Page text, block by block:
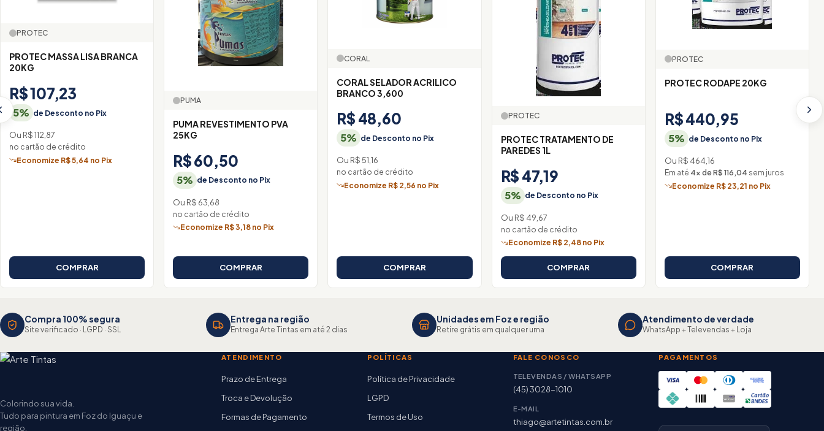
PROTEC
PROTEC MASSA LISA BRANCA
20KG
R$ 107,23
5% de Desconto no Pix
Ou R$ 112,87
no cartão de crédito
Economize R$ 5,64 no Pix
COMPRAR
PUMA
PUMA REVESTIMENTO PVA
25KG
R$ 60,50
5% de Desconto no Pix
Ou R$ 63,68
no cartão de crédito
Economize R$ 3,18 no Pix
COMPRAR
CORAL
CORAL SELADOR ACRILICO
BRANCO 3,600
R$ 48,60
5% de Desconto no Pix
Ou R$ 51,16
no cartão de crédito
Economize R$ 2,56 no Pix
COMPRAR
PROTEC
PROTEC TRATAMENTO DE
PAREDES 1L
R$ 47,19
5% de Desconto no Pix
Ou R$ 49,67
no cartão de crédito
Economize R$ 2,48 no Pix
COMPRAR
PROTEC
PROTEC RODAPE 20KG
R$ 440,95
5% de Desconto no Pix
Ou R$ 464,16
Em até 4× de R$ 116,04 sem juros
Economize R$ 23,21 no Pix
COMPRAR
Compra 100% segura
Site verificado · LGPD · SSL
Entrega na região
Entrega Arte Tintas em até 2 dias
Unidades em Foz e região
Retire grátis em qualquer uma
Atendimento de verdade
WhatsApp + Televendas + Loja
Colorindo sua vida.
Tudo para pintura em Foz do Iguaçu e
região.
ATENDIMENTO
Prazo de Entrega
Troca e Devolução
Formas de Pagamento
POLÍTICAS
Política de Privacidade
LGPD
Termos de Uso
FALE CONOSCO
TELEVENDAS / WHATSAPP
(45) 3028-1010
E-MAIL
thiago@artetintas.com.br
PAGAMENTOS